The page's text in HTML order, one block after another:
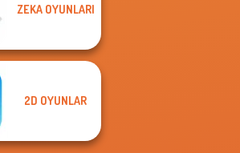
ZEKA OYUNLARI
2D OYUNLAR